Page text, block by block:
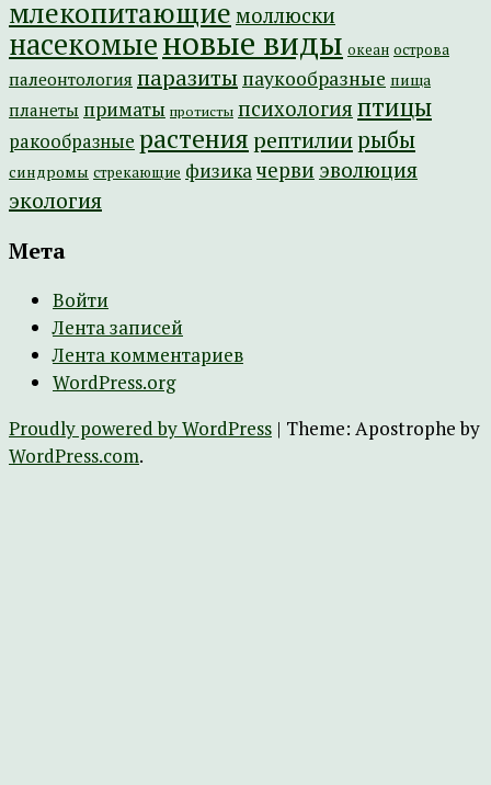
млекопитающие моллюски
насекомыеновые виды океан острова
палеонтология паразиты паукообразные пища
планеты приматы протисты психология птицы
ракообразные растениярептилиирыбы
синдромы стрекающие физикачерви эволюция
экология
Мета
Войти
Лента записей
Лента комментариев
WordPress.org
Proudly powered by WordPress | Theme: Apostrophe by
WordPress.com.